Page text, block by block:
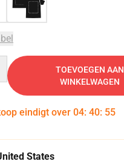
TOEVOEGEN AAN
WINKELWAGEN
eindigt over 04: 40: 54
States